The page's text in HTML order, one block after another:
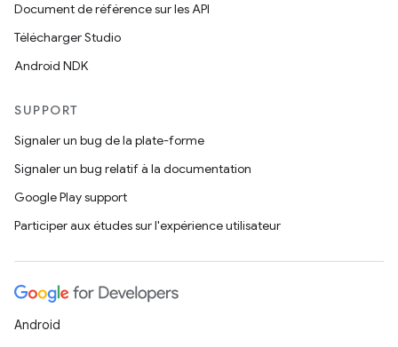
Document de référence sur les API
Télécharger Studio
Android NDK
SUPPORT
Signaler un bug de la plate-forme
Signaler un bug relatif à la documentation
Google Play support
Participer aux études sur l'expérience utilisateur
Android